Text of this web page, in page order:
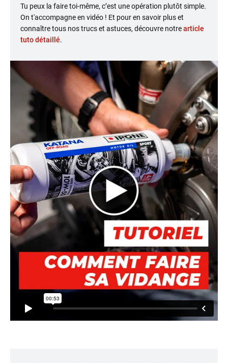
Tu peux la faire toi-même, c’est une opération plutôt simple.
On t'accompagne en vidéo ! Et pour en savoir plus et
connaître tous nos trucs et astuces, découvre notrearticle
tuto détaillé.